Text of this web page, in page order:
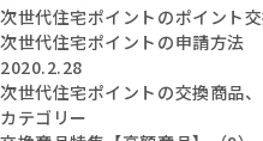
次世代住宅ポイントのポイント
次世代住宅ポイントの申請方法
2020.2.28
次世代住宅ポイントの交換商品
カテゴリー